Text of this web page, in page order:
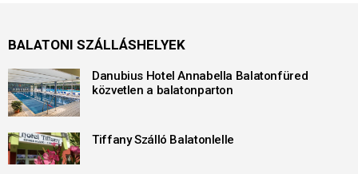
BALATONI SZÁLLÁSHELYEK
Danubius Hotel Annabella Balatonfüred
közvetlen a balatonparton
Tiffany Szálló Balatonlelle